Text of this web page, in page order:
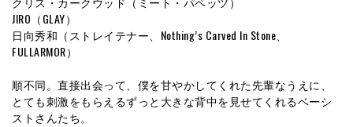
JIRO（GLAY）
日向秀和（ストレイテナー、Nothing’s Carved In Stone、
FULLARMOR）
順不同。直接出会って、僕を甘やかしてくれた先輩なうえに、
とても刺激をもらえるずっと大きな背中を見せてくれるベーシ
ストさんたち。